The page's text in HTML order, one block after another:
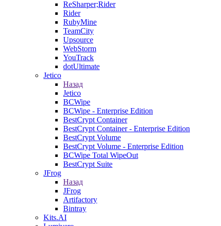
ReSharper;Rider
Rider
RubyMine
TeamCity
Upsource
WebStorm
YouTrack
dotUltimate
Jetico
Назад
Jetico
BCWipe
BCWipe - Enterprise Edition
BestCrypt Container
BestCrypt Container - Enterprise Edition
BestCrypt Volume
BestCrypt Volume - Enterprise Edition
BCWipe Total WipeOut
BestCrypt Suite
JFrog
Назад
JFrog
Artifactory
Bintray
Kits.AI